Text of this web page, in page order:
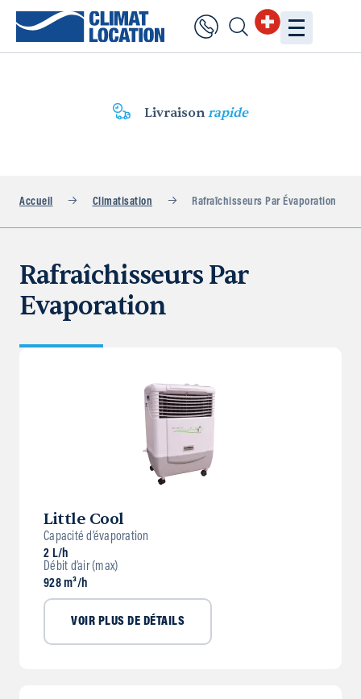
Livraisonrapide
Accueil Climatisation Rafraîchisseurs Par Évaporation
Rafraîchisseurs Par
Evaporation
Little Cool
Capacité d’évaporation
2 L/h
Débit d’air (max)
928 m³/h
VOIR PLUS DE DÉTAILS